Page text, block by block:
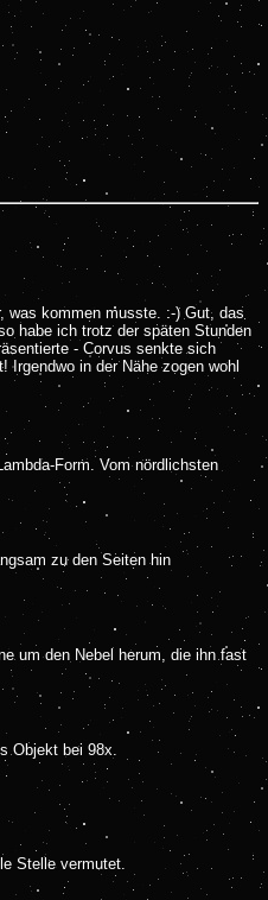
was kommen musste. :-) Gut, das
habe ich trotz der späten Stunden
- Corvus senkte sich
in der Nähe zogen wohl
Form. Vom nördlichsten
zu den Seiten hin
um den Nebel herum, die ihn fast
Objekt bei 98x.
Stelle vermutet.